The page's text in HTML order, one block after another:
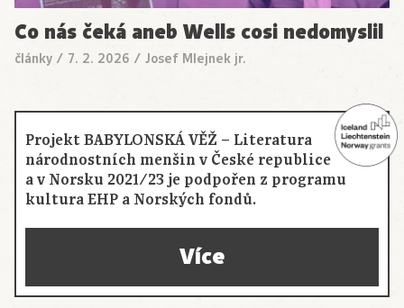
Co nás čeká aneb Wells cosi nedomyslil
články / 7. 2. 2026 / Josef Mlejnek jr.
Projekt BABYLONSKÁ VĚŽ – Literatura
národnostních menšin v České republice
a v Norsku 2021/23 je podpořen z programu
kultura EHP a Norských fondů.
Více